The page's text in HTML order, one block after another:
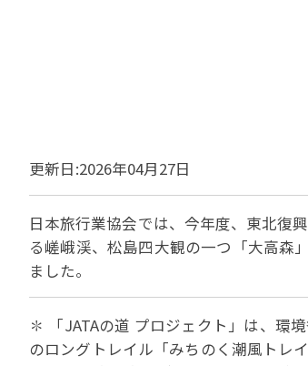
日本
サステ
そ
女性の
観光
旅
旅
旅
て
安心
安
その他
旅
令和
我が
実
実
実
海外
更新日:2026年04月27日
日本旅行業協会では、今年度、東北復
る嵯峨渓、松島四大観の一つ「大高森
ました。
✽ 「JATAの道 プロジェクト」は、環
のロングトレイル「みちのく潮風トレ